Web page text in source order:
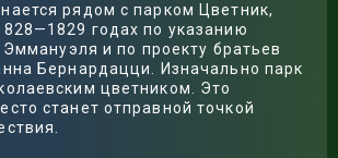
рядом с парком Цветник,
годах по указанию
и по проекту братьев
Бернардацци. Изначально парк
цветником. Это
станет отправной точкой